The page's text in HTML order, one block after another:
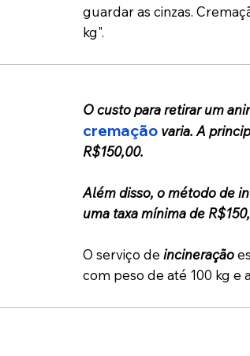
guardar as cinzas.
kg".
O custo para retirar um
cremação varia. A
R$150,00.
Além disso, o método de
uma taxa mínima de
O serviço de incineração
com peso de até 100 kg e